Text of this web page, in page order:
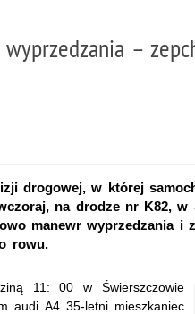
–
drogowej, w której
na drodze nr K82,
manewr wyprzedzania i
rowu.
11: 00 w Świerszczowie
audi A4 35-letni mieszkaniec